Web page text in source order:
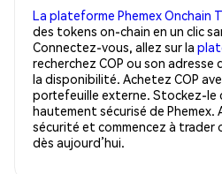
La plateforme Phemex Onchain
des tokens on-chain en un clic
Connectez-vous, allez sur la
recherchez COP ou son
la disponibilité. Achetez COP
portefeuille externe. Stockez-le
hautement sécurisé de Phemex.
sécurité et commencez à trader
dès aujourd’hui.